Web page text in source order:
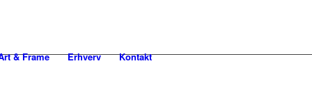
& Frame Erhverv Kontakt